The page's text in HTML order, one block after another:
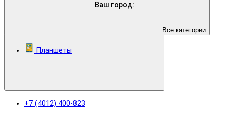
Ваш город:
+7 (4012) 400-823
Все категории
Планшеты